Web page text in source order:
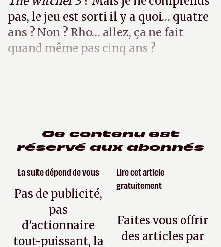
pas, le jeu est sorti il y a quoi… quatre
ans ? Non ? Rho… allez, ça ne fait
quand même pas cinq ans ?
Ce contenu est
réservé aux abonnés
La suite dépend de vous
Pas de publicité,
pas
d’actionnaire
tout-puissant, la
Lire cet article
gratuitement
Faites vous offrir
des articles par